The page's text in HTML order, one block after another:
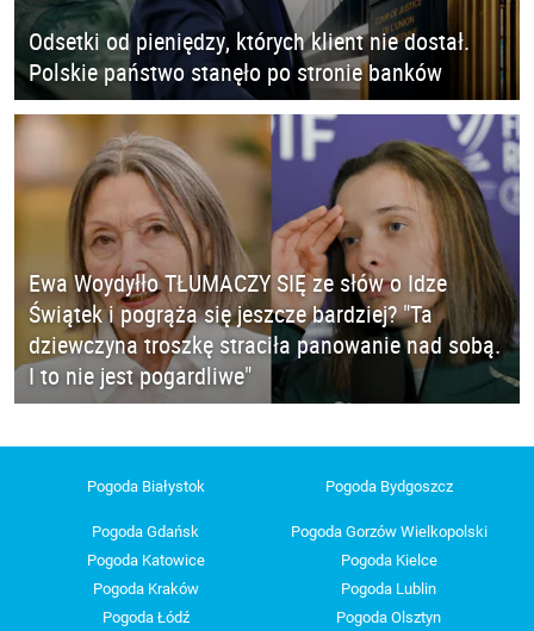
Odsetki od pieniędzy, których klient nie dostał.
Polskie państwo stanęło po stronie banków
Ewa Woydyłło TŁUMACZY SIĘ ze słów o Idze
Świątek i pogrąża się jeszcze bardziej? "Ta
dziewczyna troszkę straciła panowanie nad sobą.
I to nie jest pogardliwe"
Pogoda Białystok Pogoda Bydgoszcz
Pogoda Gdańsk
Pogoda Gorzów Wielkopolski
Pogoda Katowice
Pogoda Kielce
Pogoda Kraków
Pogoda Lublin
Pogoda Łódź
Pogoda Olsztyn